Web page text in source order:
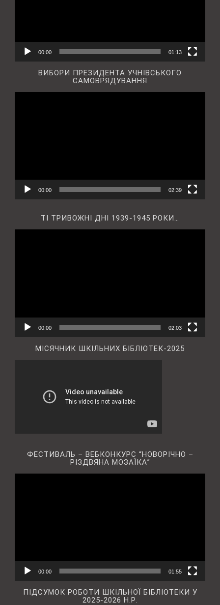
00:00 01:13
ВИБОРИ ПРЕЗИДЕНТА УЧНІВСЬКОГО
САМОВРЯДУВАННЯ
00:00 02:39
ТІ ТРИВОЖНІ ДНІ 1939-1945 РОКИ…
00:00 02:03
МІСЯЧНИК ШКІЛЬНИХ БІБЛІОТЕК-2025
ФЕСТИВАЛЬ – ВЕБКОНКУРС “НОВОРІЧНО –
РІЗДВЯНА МОЗАЇКА”
00:00 01:55
ПІДСУМОК РОБОТИ ШКІЛЬНОЇ БІБЛІОТЕКИ У
2025-2026 Н.Р.